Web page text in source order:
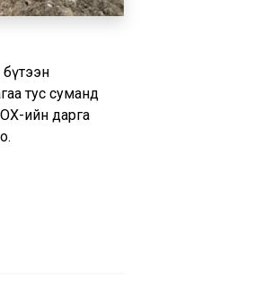
тус суманд
ийн дарга